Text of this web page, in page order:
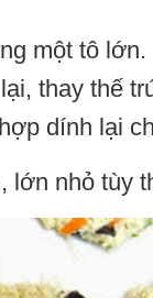
một tô
thay thế
dính lại
lớn nhỏ tùy